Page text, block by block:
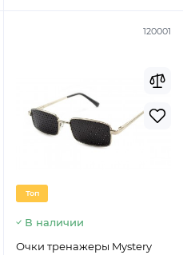
120001
Топ
В наличии
Очки тренажеры Mystery